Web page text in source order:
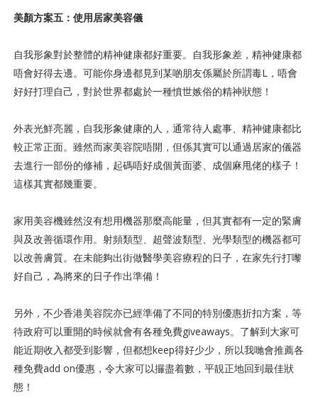
美顏方案五：使用居家美容儀
自我形象對於整體的精神健康都好重要。自我形象差，精神健康都
唔會好得去邊。可能你身邊都見到某啲朋友係屬於所謂毒L，唔會
好好打理自己，對於世界都處於一種憤世嫉俗的精神狀態！
外表光鮮亮麗，自我形象健康的人，通常待人處事、精神健康都比
較正常正面。雖然而家美容院唔開，但係其實可以通過居家的儀器
去進行一部份的修補，起碼唔好成個黃面婆、成個麻甩佬的樣子！
這樣其實都幾重要。
家用美容機雖然沒有想用機器那麼高能量，但其實都有一定的緊膚
與及改善循環作用。射頻類型、超聲波類型、光學類型的機器都可
以改善膚質。在未能夠出街做醫學美容療程的日子，在家先行打嚟
好自己，為將來的日子作出準備！
另外，不少香港美容院亦已經準備了不同的特別優惠折扣方案，等
待政府可以重開的時候就會有各種免費giveaways。了解到大家可
能近期收入都受到影響，但都想keep得好少少，所以我哋會推薦各
種免費add on優惠，令大家可以攞盡着數，平靚正地回到最佳狀
態！